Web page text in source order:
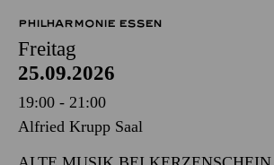
PHILHARMONIE ESSEN
Freitag
25.09.2026
19:00 - 21:00
Alfried Krupp Saal